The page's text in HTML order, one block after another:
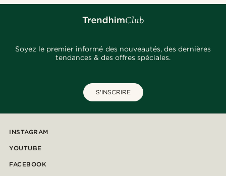
Soyez le premier informé des nouveautés, des dernières
tendances & des offres spéciales.
S'INSCRIRE
INSTAGRAM
YOUTUBE
FACEBOOK